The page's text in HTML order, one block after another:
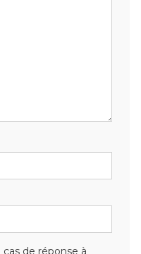
de réponse à